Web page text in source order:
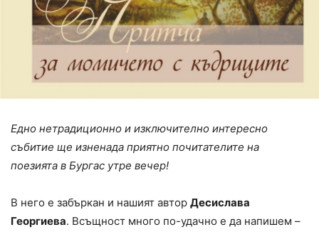
Едно нетрадиционно и изключително интересно
събитие ще изненада приятно почитателите на
поезията в Бургас утре вечер!
В него е забъркан и нашият автор Десислава
Георгиева. Всъщност много по-удачно е да напишем –